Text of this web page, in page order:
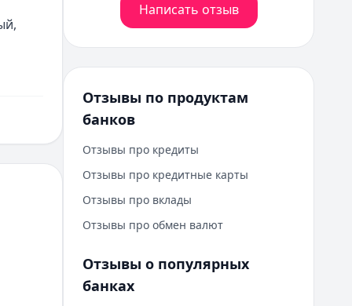
Написать отзыв
Отзывы по продуктам
банков
Отзывы про кредиты
Отзывы про кредитные карты
Отзывы про вклады
Отзывы про обмен валют
Отзывы о популярных
банках